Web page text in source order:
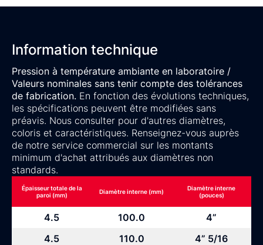
Information technique
Pression à température ambiante en laboratoire /
Valeurs nominales sans tenir compte des tolérances
de fabrication. En fonction des évolutions techniques,
les spécifications peuvent être modifiées sans
préavis. Nous consulter pour d'autres diamètres,
coloris et caractéristiques. Renseignez-vous auprès
de notre service commercial sur les montants
minimum d'achat attribués aux diamètres non
standards.
Épaisseur totale de la
paroi (mm)
Diamètre interne (mm)
Diamètre interne
(pouces)
4.5 100.0
4”
4.5
110.0
4” 5/16